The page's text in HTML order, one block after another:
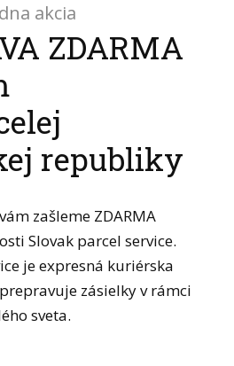
akcia
ZDARMA
republiky
zašleme ZDARMA
Slovak parcel service.
je expresná kuriérska
zásielky v rámci
sveta.